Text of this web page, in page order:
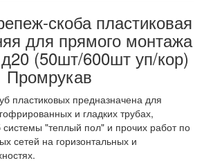
скоба пластиковая
для прямого монтажа
(50шт/600шт уп/кор)
Промрукав
пластиковых предназначена для
и гладких трубах,
системы "теплый пол" и прочих работ по
сетей на горизонтальных и